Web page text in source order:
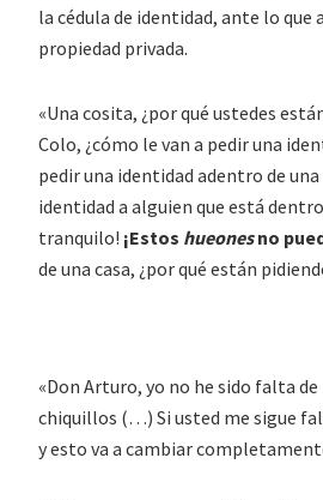
la cédula de identidad, ante lo
propiedad privada.
«Una cosita, ¿por qué ustedes
Colo, ¿cómo le van a pedir una
pedir una identidad adentro de
identidad a alguien que está
tranquilo! ¡Estos hueonesno
de una casa, ¿por qué están
«Don Arturo, yo no he sido falta
chiquillos (…) Si usted me sigue
y esto va a cambiar